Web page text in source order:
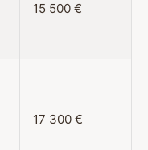
15 500 €
17 300 €